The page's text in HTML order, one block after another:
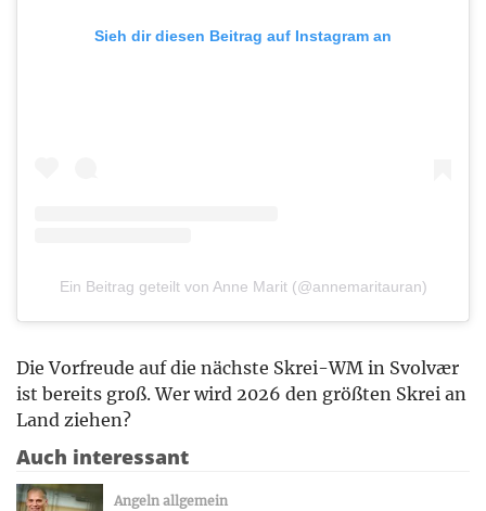
Sieh dir diesen Beitrag auf Instagram an
Ein Beitrag geteilt von Anne Marit (@annemaritauran)
Die Vorfreude auf die nächste Skrei-WM in Svolvær
ist bereits groß. Wer wird 2026 den größten Skrei an
Land ziehen?
Auch interessant
Angeln allgemein